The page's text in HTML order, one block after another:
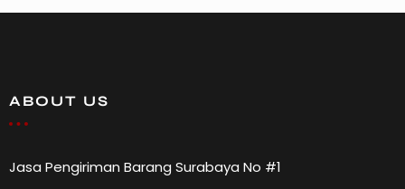
ABOUT US
Jasa Pengiriman Barang Surabaya No #1